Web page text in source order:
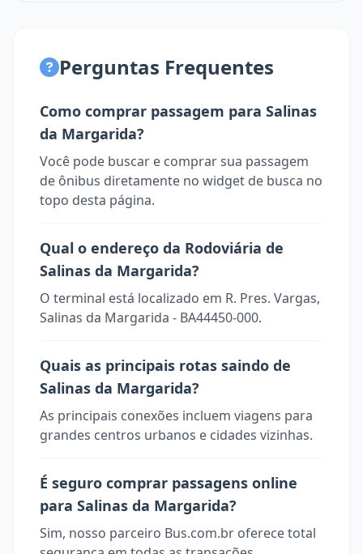
Perguntas Frequentes
Como comprar passagem para Salinas
da Margarida?
Você pode buscar e comprar sua passagem
de ônibus diretamente no widget de busca no
topo desta página.
Qual o endereço da Rodoviária de
Salinas da Margarida?
O terminal está localizado em R. Pres. Vargas,
Salinas da Margarida - BA44450-000.
Quais as principais rotas saindo de
Salinas da Margarida?
As principais conexões incluem viagens para
grandes centros urbanos e cidades vizinhas.
É seguro comprar passagens online
para Salinas da Margarida?
Sim, nosso parceiro Bus.com.br oferece total